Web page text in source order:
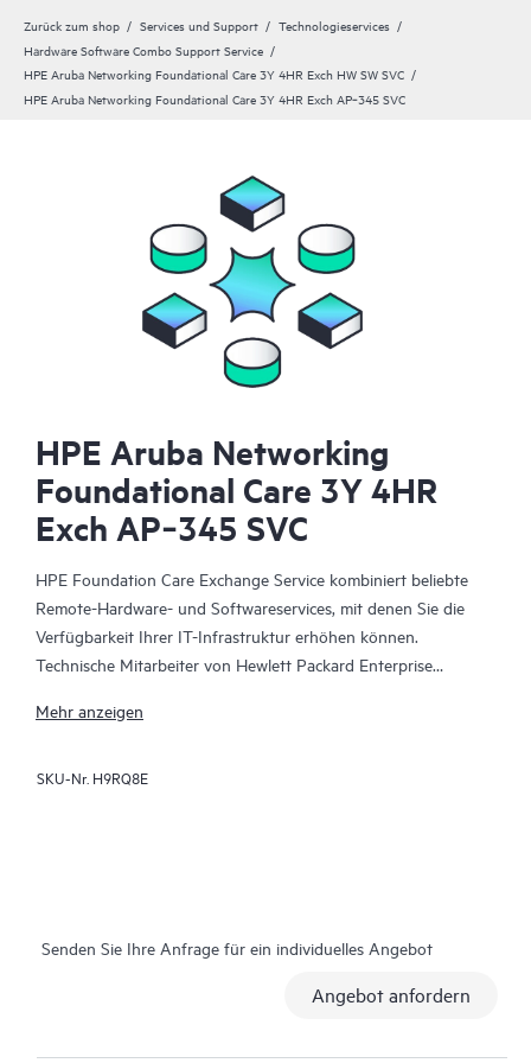
Zurück zum shop Services und Support
Technologieservices
Hardware Software Combo Support Service
HPE Aruba Networking Foundational Care 3Y 4HR Exch HW SW SVC
HPE Aruba Networking Foundational Care 3Y 4HR Exch AP‑345 SVC
HPE Aruba Networking
Foundational Care 3Y 4HR
Exch AP‑345 SVC
HPE Foundation Care Exchange Service kombiniert beliebte
Remote-Hardware- und Softwareservices, mit denen Sie die
Verfügbarkeit Ihrer IT-Infrastruktur erhöhen können.
Technische Mitarbeiter von Hewlett Packard Enterprise
Behebung von Hardware- und Softwareproblemen zu
Sicherungsdateien leicht wiederherstellen können, und ist damit
Mehr anzeigen
SKU-Nr. H9RQ8E
Senden Sie Ihre Anfrage für ein individuelles Angebot
Angebot anfordern